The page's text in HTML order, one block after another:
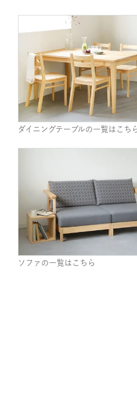
ダイニングテーブルの一覧はこちら
ソファの一覧はこちら